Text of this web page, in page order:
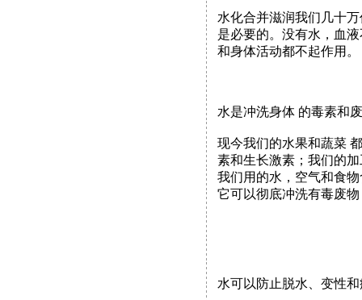
水化合并滋润我们几十
是必要的。没有水，血
和身体活动都不起作用
水是冲洗身体 的毒素和
现今我们的水果和蔬菜
素和生长激素；我们的
我们用的水，空气和食
它可以彻底冲洗有毒废
水可以防止脱水、变性